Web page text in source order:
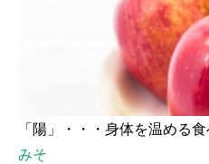
「陽」・・・身体を温める食
みそ